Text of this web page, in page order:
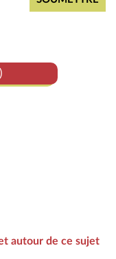
autour de ce sujet